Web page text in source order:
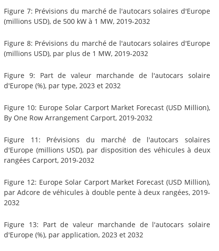
Figure 7: Prévisions du marché de l'autocars solaires d'Europe
(millions USD), de 500 kW à 1 MW, 2019-2032
Figure 8: Prévisions du marché de l'autocars solaires d'Europe
(millions USD), par plus de 1 MW, 2019-2032
Figure 9: Part de valeur marchande de l'autocars solaire
d'Europe (%), par type, 2023 et 2032
Figure 10: Europe Solar Carport Market Forecast (USD Million),
By One Row Arrangement Carport, 2019-2032
Figure 11: Prévisions du marché de l'autocars solaires
d'Europe (millions USD), par disposition des véhicules à deux
rangées Carport, 2019-2032
Figure 12: Europe Solar Carport Market Forecast (USD Million),
par Adcore de véhicules à double pente à deux rangées, 2019-
2032
Figure 13: Part de valeur marchande de l'autocars solaire
d'Europe (%), par application, 2023 et 2032